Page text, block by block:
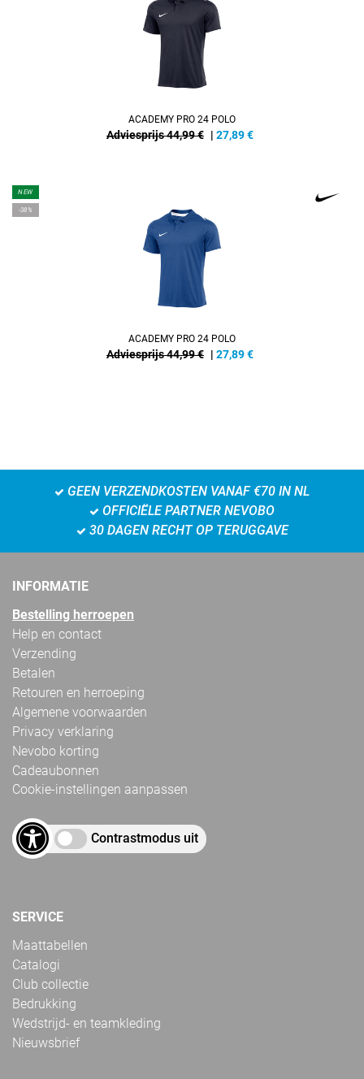
ACADEMY PRO 24 POLO
Adviesprijs 44,99 € | 27,89€
NEW
-38%
ACADEMY PRO 24 POLO
Adviesprijs 44,99 € | 27,89€
GEEN VERZENDKOSTEN VANAF €70 IN NL
OFFICIËLE PARTNER NEVOBO
30 DAGEN RECHT OP TERUGGAVE
INFORMATIE
Bestelling herroepen
Help en contact
Verzending
Betalen
Retouren en herroeping
Algemene voorwaarden
Privacy verklaring
Nevobo korting
Cadeaubonnen
Cookie-instellingen aanpassen
Contrastmodus uit
SERVICE
Maattabellen
Catalogi
Club collectie
Bedrukking
Wedstrijd- en teamkleding
Nieuwsbrief